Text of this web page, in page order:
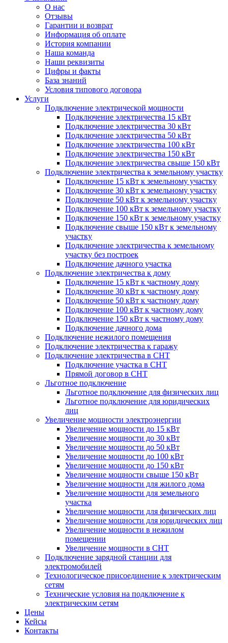
О нас
Отзывы
Гарантии и возврат
Информация об оплате
История компании
Наша команда
Наши реквизиты
Цифры и факты
База знаний
Условия типового договора
Услуги
Подключение электрической мощности
Подключение электричества 15 кВт
Подключение электричества 30 кВт
Подключение электричества 50 кВт
Подключение электричества 100 кВт
Подключение электричества 150 кВт
Подключение электричества свыше 150 кВт
Подключение электричества к земельному участку
Подключение 15 кВт к земельному участку
Подключение 30 кВт к земельному участку
Подключение 50 кВт к земельному участку
Подключение 100 кВт к земельному участку
Подключение 150 кВт к земельному участку
Подключение свыше 150 кВт к земельному
участку
Подключение электричества к земельному
участку без построек
Подключение дачного участка
Подключение электричества к дому
Подключение 15 кВт к частному дому
Подключение 30 кВт к частному дому
Подключение 50 кВт к частному дому
Подключение 100 кВт к частному дому
Подключение 150 кВт к частному дому
Подключение дачного дома
Подключение нежилого помещения
Подключение электричества к гаражу
Подключение электричества в СНТ
Подключение участка в СНТ
Прямой договор в СНТ
Льготное подключение
Льготное подключение для физических лиц
Льготное подключение для юридических
лиц
Увеличение мощности электроэнергии
Увеличение мощности до 15 кВт
Увеличение мощности до 30 кВт
Увеличение мощности до 50 кВт
Увеличение мощности до 100 кВт
Увеличение мощности до 150 кВт
Увеличение мощности свыше 150 кВт
Увеличение мощности для жилого дома
Увеличение мощности для земельного
участка
Увеличение мощности для физических лиц
Увеличение мощности для юридических лиц
Увеличение мощности в нежилом
помещении
Увеличение мощности в СНТ
Подключение зарядной станции для
электромобилей
Технологическое присоединение к электрическим
сетям
Технические условия на подключение к
электрическим сетям
Цены
Кейсы
Контакты